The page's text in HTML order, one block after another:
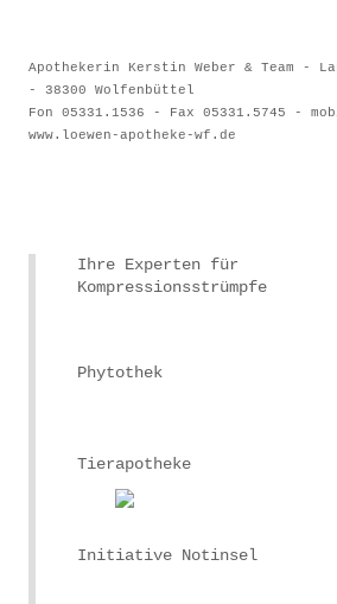
Apothekerin Kerstin Weber & Team -
- 38300 Wolfenbüttel
Fon 05331.1536 - Fax 05331.5745 -
www.loewen-apotheke-wf.de
Ihre Experten für
Kompressionsstrümpfe
Phytothek
Tierapotheke
Initiative Notinsel